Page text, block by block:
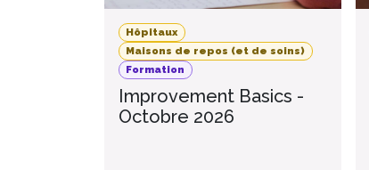
Hôpitaux
Maisons de repos (et de soins)
Formation
Improvement Basics -
Octobre 2026